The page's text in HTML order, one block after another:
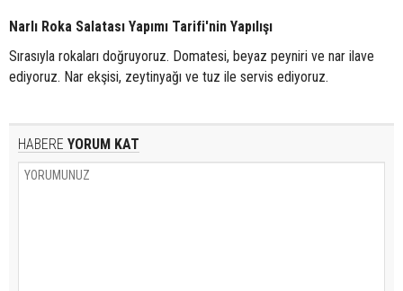
Narlı Roka Salatası Yapımı Tarifi'nin Yapılışı
Sırasıyla rokaları doğruyoruz. Domatesi, beyaz peyniri ve nar ilave
ediyoruz. Nar ekşisi, zeytinyağı ve tuz ile servis ediyoruz.
HABERE YORUM KAT